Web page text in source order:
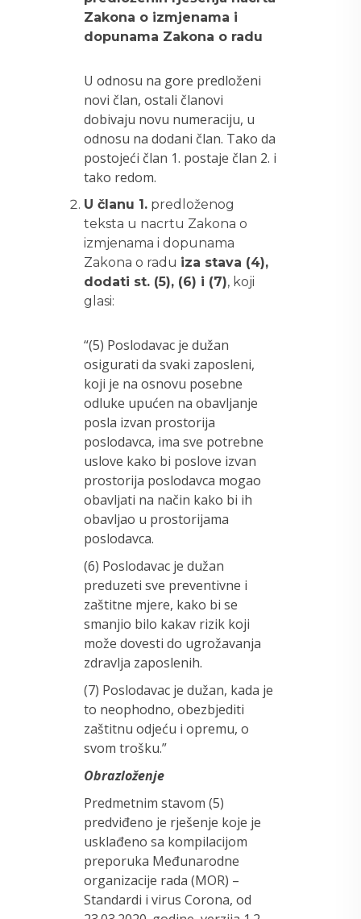
Zakona o izmjenama i
dopunama Zakona o radu
U odnosu na gore predloženi
novi član, ostali članovi
dobivaju novu numeraciju, u
odnosu na dodani član. Tako da
postojeći član 1. postaje član 2. i
tako redom.
U članu 1. predloženog
teksta u nacrtu Zakona o
izmjenama i dopunama
Zakona o radu iza stava (4),
dodati st. (5), (6) i (7), koji
glasi:
“(5) Poslodavac je dužan
osigurati da svaki zaposleni,
koji je na osnovu posebne
odluke upućen na obavljanje
posla izvan prostorija
poslodavca, ima sve potrebne
uslove kako bi poslove izvan
prostorija poslodavca mogao
obavljati na način kako bi ih
obavljao u prostorijama
poslodavca.
(6) Poslodavac je dužan
preduzeti sve preventivne i
zaštitne mjere, kako bi se
smanjio bilo kakav rizik koji
može dovesti do ugrožavanja
zdravlja zaposlenih.
(7) Poslodavac je dužan, kada je
to neophodno, obezbjediti
zaštitnu odjeću i opremu, o
svom trošku.”
Obrazloženje
Predmetnim stavom (5)
predviđeno je rješenje koje je
usklađeno sa kompilacijom
preporuka Međunarodne
organizacije rada (MOR) –
Standardi i virus Corona, od